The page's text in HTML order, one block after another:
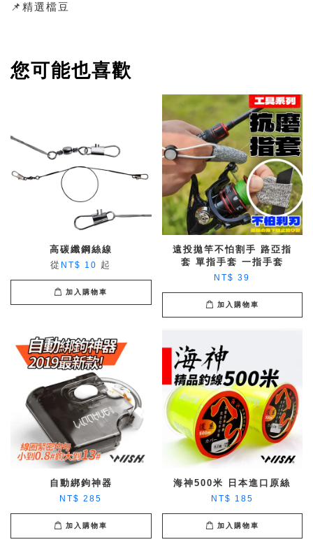
📌精選檔豆
您可能也喜歡
高碳纖鋼絲線
從 NT$ 10 起
加入購物車
遠投拋竿不怕割手 路亞指
套 單指手套 一指手套
NT$ 39
加入購物車
自動綁鉤神器
NT$ 285
加入購物車
海神500米 日本進口原絲
NT$ 185
加入購物車